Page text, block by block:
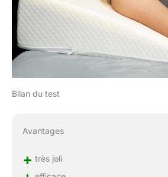
Bilan du test
Avantages
+ très joli